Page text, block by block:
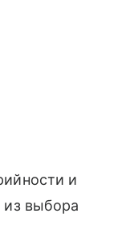
и
из выбора